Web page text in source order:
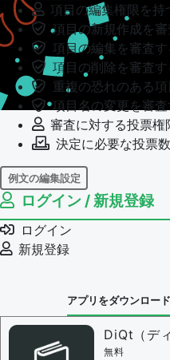
項目の編集権限を
項目の新規作成を審
項目の編集を審査す
項目の削除を審査す
重複の恐れのある
項目名の変更を審査
審査に対する投票
決定に必要な投票
例文の編集設定
例文の編集権限を持
例文の編集を審査
例文の削除を審査す
審査に対する投票権
問題の編集権限を
審査に対する投票権
ログイン / 新規登録
ログイン
新規登録
アプリをダウンロード
DiQt（デ
無料